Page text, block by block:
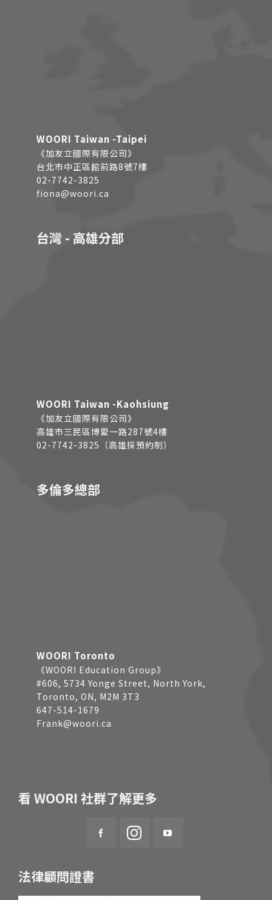
WOORI Taiwan -Taipei
《加友立國際有限公司》
台北市中正區館前路8號7樓
02-7742-3825
fiona@woori.ca
台灣 - 高雄分部
WOORI Taiwan -Kaohsiung
《加友立國際有限公司》
高雄市三民區博愛一路287號4樓
02-7742-3825（高雄採預約制）
多倫多總部
WOORI Toronto
《WOORI Education Group》
#606, 5734 Yonge Street, North York,
Toronto, ON, M2M 3T3
647-514-1679
Frank@woori.ca
看 WOORI 社群了解更多
法律顧問證書